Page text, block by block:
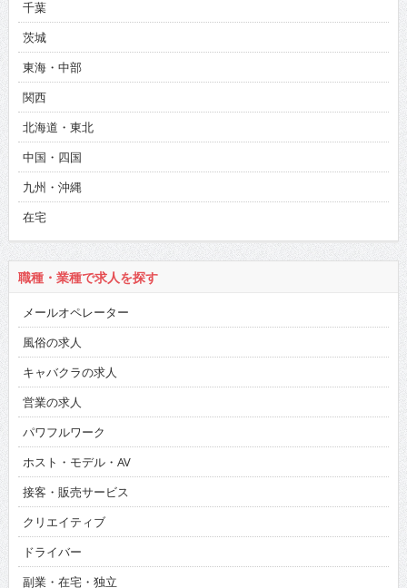
千葉
茨城
東海・中部
関西
北海道・東北
中国・四国
九州・沖縄
在宅
職種・業種で求人を探す
メールオペレーター
風俗の求人
キャバクラの求人
営業の求人
パワフルワーク
ホスト・モデル・AV
接客・販売サービス
クリエイティブ
ドライバー
副業・在宅・独立